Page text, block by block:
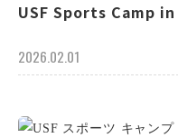
USF Sports Camp in
2026.02.01